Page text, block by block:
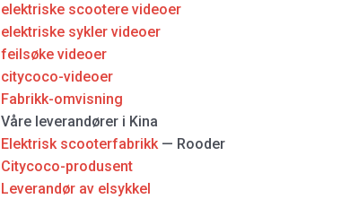
elektriske scootere videoer
elektriske sykler videoer
feilsøke videoer
citycoco-videoer
Fabrikk-omvisning
Våre leverandører i Kina
Elektrisk scooterfabrikk— Rooder
Citycoco-produsent
Leverandør av elsykkel